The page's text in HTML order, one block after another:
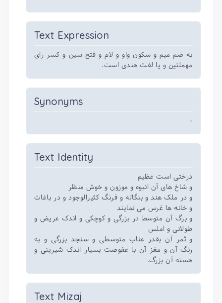
Text Expression
به ضم میم و سکون واو و لام و فتح سین و کسر رای
مهملتین و یا لغت هندی است.
Synonyms
-
Text Identity
درختی است عظیم
و شاخ های آن انبوه و موزون و خوش منظر
و در ملک هند و بنگاله و فرنگ کثیرالوجود و در باغات
و خانه ها غرس می نمایند
و برگ آن متوسط در بزرگی و کوچکی و اندک عریض و
طولانی و املس
و ثمر آن بقدر عناب متوسطی و سنجد بزرگی و به
رنگ آن و مغز آن با عفوصت بسیار اندک شیرینی و
هسته آن بزرگ.
Text Mizaj